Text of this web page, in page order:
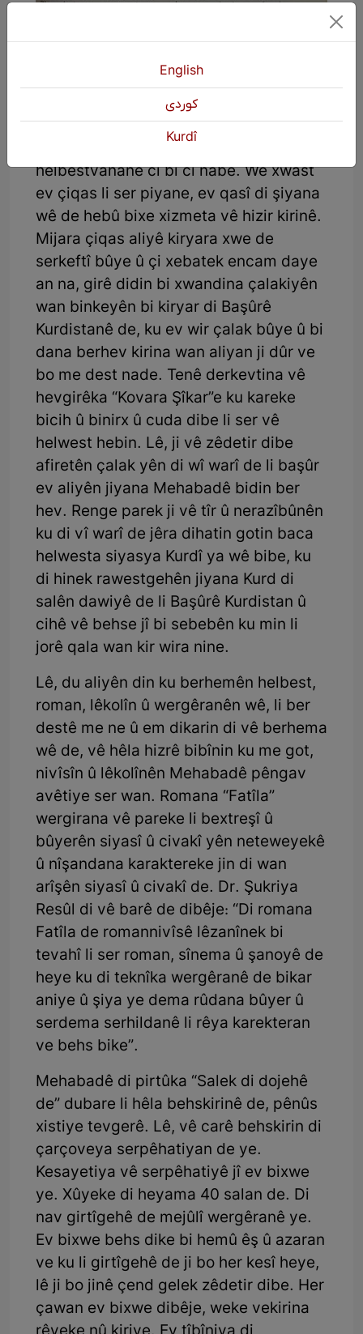
Xuya ye destnîşankirina xwe ji bo ber bi
pêşvebirina hizreke wiha, hem aliyê
kiryar ve daxwazkar û hem aliyê lêkolîn
helbestvanane cî bi cî nabe. Wê xwast
ev çiqas li ser piyane, ev qasî di şiyana
wê de hebû bixe xizmeta vê hizir kirinê.
Mijara çiqas aliyê kiryara xwe de
serkeftî bûye û çi xebatek encam daye
an na, girê didin bi xwandina çalakiyên
wan binkeyên bi kiryar di Başûrê
Kurdistanê de, ku ev wir çalak bûye û bi
dana berhev kirina wan aliyan ji dûr ve
bo me dest nade. Tenê derkevtina vê
hevgirêka “Kovara Şîkar”e ku kareke
bicih û binirx û cuda dibe li ser vê
helwest hebin. Lê, ji vê zêdetir dibe
afiretên çalak yên di wî warî de li başûr
ev aliyên jiyana Mehabadê bidin ber
hev. Renge parek ji vê tîr û nerazîbûnên
ku di vî warî de jêra dihatin gotin baca
helwesta siyasya Kurdî ya wê bibe, ku
di hinek rawestgehên jiyana Kurd di
salên dawiyê de li Başûrê Kurdistan û
cihê vê behse jî bi sebebên ku min li
jorê qala wan kir wira nine.
Lê, du aliyên din ku berhemên helbest,
roman, lêkolîn û wergêranên wê, li ber
destê me ne û em dikarin di vê berhema
wê de, vê hêla hizrê bibînin ku me got,
nivîsîn û lêkolînên Mehabadê pêngav
avêtiye ser wan. Romana “Fatîla”
wergirana vê pareke li bextreşî û
bûyerên siyasî û civakî yên neteweyekê
û nîşandana karaktereke jin di wan
arîşên siyasî û civakî de. Dr. Şukriya
Resûl di vê barê de dibêje: “Di romana
Fatîla de romannivîsê lêzanînek bi
tevahî li ser roman, sînema û şanoyê de
heye ku di teknîka wergêranê de bikar
aniye û şiya ye dema rûdana bûyer û
serdema serhildanê li rêya karekteran
ve behs bike”.
Mehabadê di pirtûka “Salek di dojehê
de” dubare li hêla behskirinê de, pênûs
xistiye tevgerê. Lê, vê carê behskirin di
çarçoveya serpêhatiyan de ye.
Kesayetiya vê serpêhatiyê jî ev bixwe
ye. Xûyeke di heyama 40 salan de. Di
nav girtîgehê de mejûlî wergêranê ye.
Ev bixwe behs dike bi hemû êş û azaran
ve ku li girtîgehê de ji bo her kesî heye,
lê ji bo jinê çend gelek zêdetir dibe. Her
çawan ev bixwe dibêje, weke vekirina
English
كوردی
Kurdî